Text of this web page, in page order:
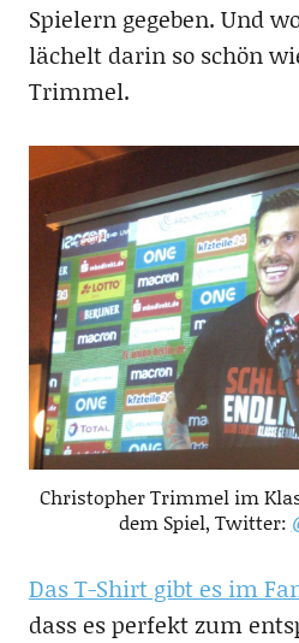
Spielern gegeben. Und
lächelt darin so schön
Trimmel.
Christopher Trimmel im
dem Spiel, Twitter:
Das T-Shirt gibt es im
dass es perfekt zum